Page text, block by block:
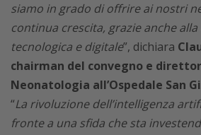
siamo in grado di offrire ai nostri
continua crescita, grazie anche
tecnologica e digitale”, dichiara
chairman del convegno e
Neonatologia all’Ospedale San
“La rivoluzione dell’intelligenza
fronte a una sfida che sta